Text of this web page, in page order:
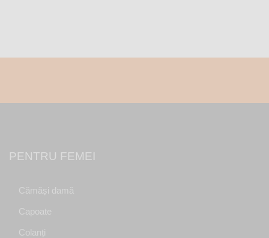
PENTRU FEMEI
Cămăși damă
Capoate
Colanți